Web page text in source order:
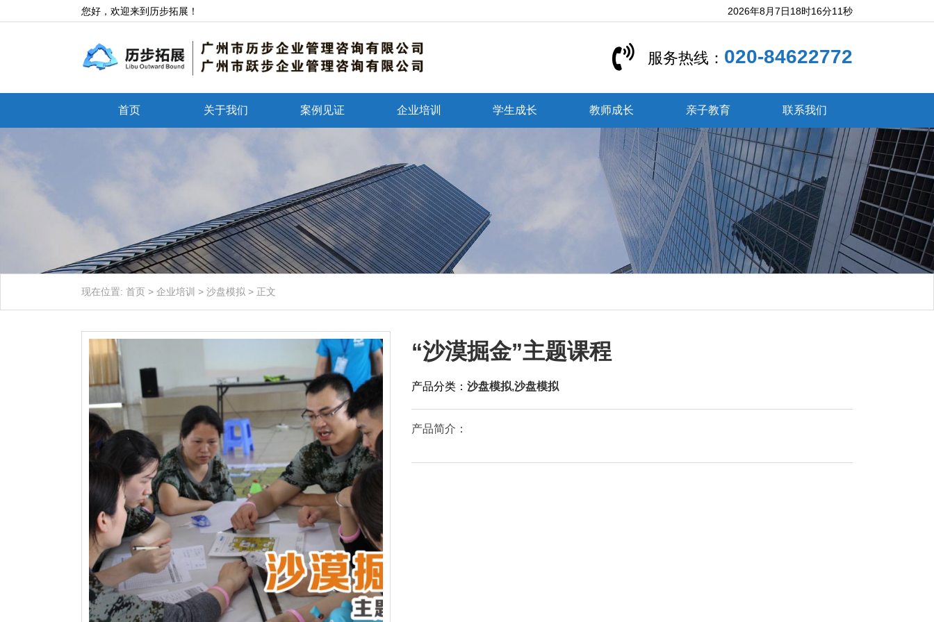
您好，欢迎来到历步拓展！ 2026年8月7日18时16分12秒
服务热线： 020-84622772
首页 关于我们 案例见证 企业培训 学生成长 教师成长 亲子教育 联系我们
现在位置: 首页 > 企业培训 > 沙盘模拟 > 正文
“沙漠掘金”主题课程
产品分类： 沙盘模拟,沙盘模拟
产品简介：